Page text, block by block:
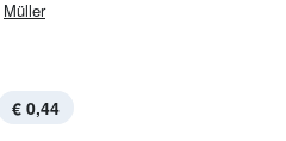
Müller
€ 0,44